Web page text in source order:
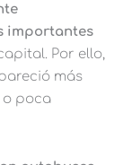
importantes
Por ello,
más
o poca